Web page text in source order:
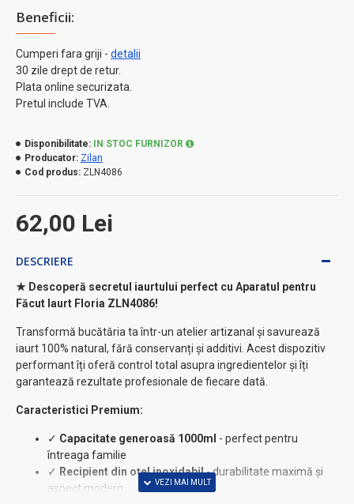
Beneficii:
Cumperi fara griji - detalii
30 zile drept de retur.
Plata online securizata.
Pretul include TVA.
62,00 Lei
Disponibilitate:
IN STOC FURNIZOR
Producator: Zilan
Cod produs: ZLN4086
DESCRIERE
★ Descoperă secretul iaurtului perfect cu Aparatul pentru
Făcut Iaurt Floria ZLN4086!
Transformă bucătăria ta într-un atelier artizanal și savurează
iaurt 100% natural, fără conservanți și additivi. Acest dispozitiv
performant îți oferă control total asupra ingredientelor și îți
garantează rezultate profesionale de fiecare dată.
Caracteristici Premium:
✓ Capacitate generoasă 1000ml - perfect pentru
întreaga familie
✓ Recipient din oțel inoxidabil- durabilitate maximă și
aspect modern